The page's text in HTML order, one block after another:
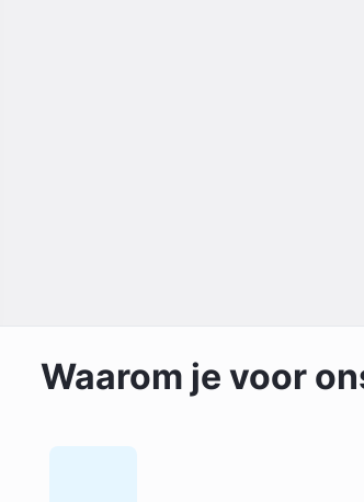
Waarom je voor